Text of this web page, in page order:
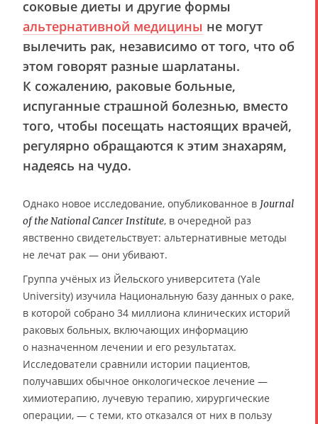
соковые диеты и другие формы
альтернативной медицины не могут
вылечить рак, независимо от того, что об
этом говорят разные шарлатаны.
К сожалению, раковые больные,
испуганные страшной болезнью, вместо
того, чтобы посещать настоящих врачей,
регулярно обращаются к этим знахарям,
надеясь на чудо.
Однако новое исследование, опубликованное в Journal
of the National Cancer Institute, в очередной раз
явственно свидетельствует: альтернативные методы
не лечат рак — они убивают.
Группа учёных из Йельского университета (Yale
University) изучила Национальную базу данных о раке,
в которой собрано 34 миллиона клинических историй
раковых больных, включающих информацию
о назначенном лечении и его результатах.
Исследователи сравнили истории пациентов,
получавших обычное онкологическое лечение —
химиотерапию, лучевую терапию, хирургические
операции, — с теми, кто отказался от них в пользу